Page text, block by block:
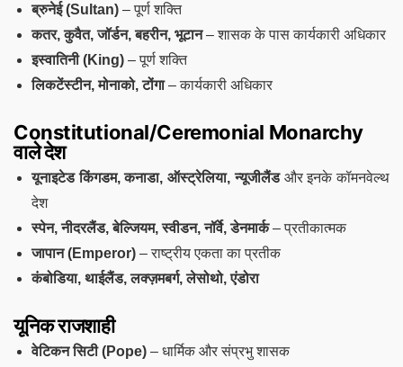
ब्रुनेई (Sultan) – पूर्ण शक्ति
कतर, कुवैत, जॉर्डन, बहरीन, भूटान– शासक के पास कार्यकारी अधिकार
इस्वातिनी (King) – पूर्ण शक्ति
लिकटेंस्टीन, मोनाको, टोंगा– कार्यकारी अधिकार
Constitutional/Ceremonial Monarchy
वाले देश
यूनाइटेड किंगडम, कनाडा, ऑस्ट्रेलिया, न्यूजीलैंडऔर इनके कॉमनवेल्थ
देश
स्पेन, नीदरलैंड, बेल्जियम, स्वीडन, नॉर्वे, डेनमार्क– प्रतीकात्मक
जापान (Emperor) – राष्ट्रीय एकता का प्रतीक
कंबोडिया, थाईलैंड, लक्ज़मबर्ग, लेसोथो, एंडोरा
यूनिक राजशाही
वेटिकन सिटी (Pope) – धार्मिक और संप्रभु शासक